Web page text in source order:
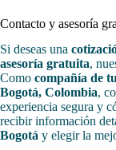
Contacto y asesoría
Si deseas una
asesoría gratuita,
Como compañía de
Bogotá, Colombia,
experiencia segura y
recibir información
Bogotá y elegir la